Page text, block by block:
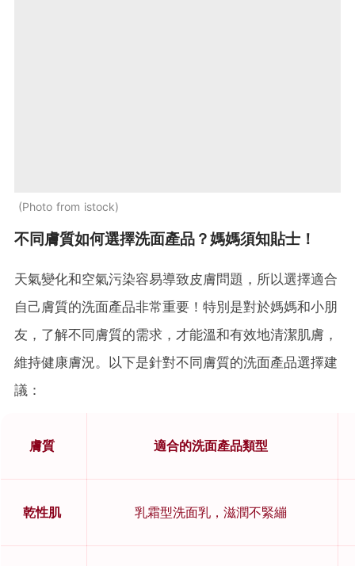
Photo from istock
不同膚質如何選擇洗面產品？媽媽須知貼士！
天氣變化和空氣污染容易導致皮膚問題，所以選擇適合
自己膚質的洗面產品非常重要！特別是對於媽媽和小朋
友，了解不同膚質的需求，才能溫和有效地清潔肌膚，
維持健康膚況。以下是針對不同膚質的洗面產品選擇建
議：
膚質 適合的洗面產品類型
乾性肌 乳霜型洗面乳，滋潤不緊繃